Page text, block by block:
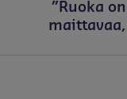
”Ruoka